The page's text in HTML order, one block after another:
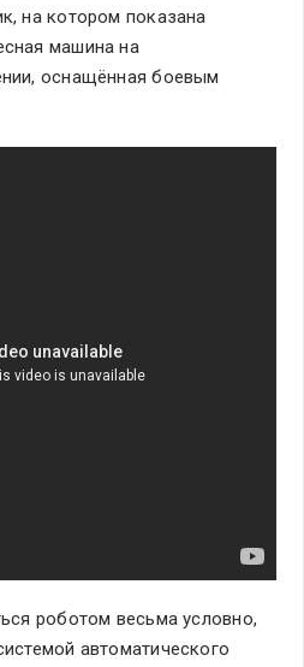
на котором показана
машина на
оснащённая боевым
роботом весьма условно,
автоматического